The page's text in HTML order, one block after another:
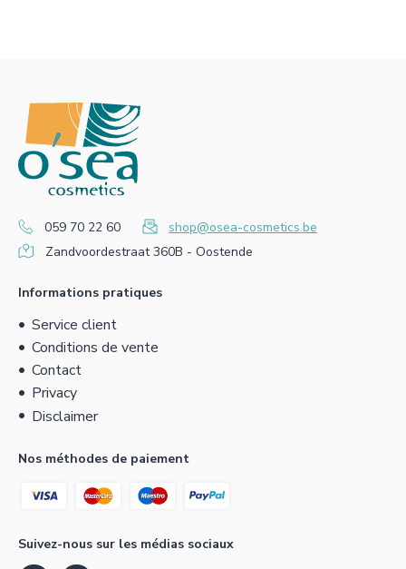
059 70 22 60
shop@osea-cosmetics.be
Zandvoordestraat 360B - Oostende
Informations pratiques
Service client
Conditions de vente
Contact
Privacy
Disclaimer
Nos méthodes de paiement
Suivez-nous sur les médias sociaux